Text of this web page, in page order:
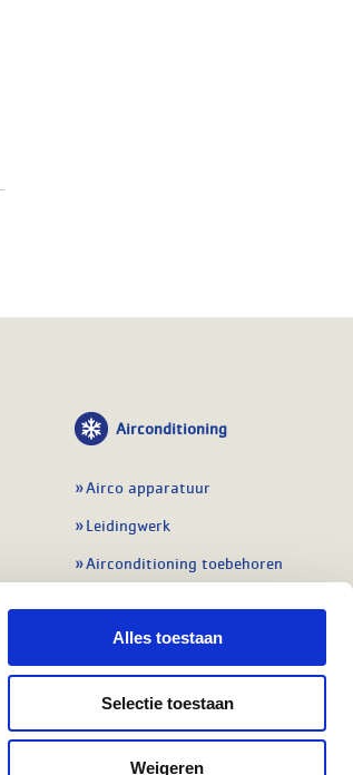
Alles toestaan
Selectie toestaan
Weigeren
Airconditioning
Airco apparatuur
Leidingwerk
Airconditioning toebehoren
Service en onderhoud
Regelapparatuur
Alle koeling